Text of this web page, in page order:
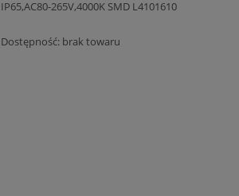
IP65,AC80-265V,4000K SMD L4101610
Dostępność: brak towaru